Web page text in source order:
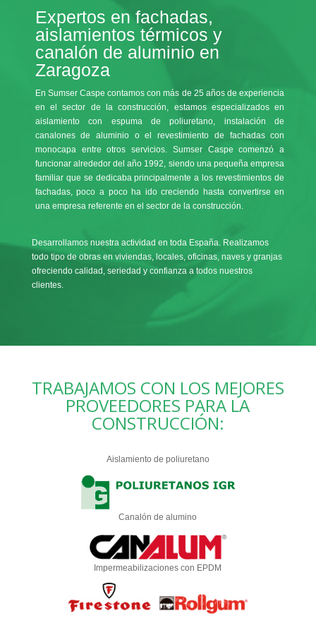
Expertos en fachadas,
aislamientos térmicos y
canalón de aluminio en
Zaragoza
En Sumser Caspe contamos con más de 25 años de experiencia
en el sector de la construcción, estamos especializados en
aislamiento con espuma de poliuretano, instalación de
canalones de aluminio o el revestimiento de fachadas con
monocapa entre otros servicios. Sumser Caspe comenzó a
funcionar alrededor del año 1992, siendo una pequeña empresa
familiar que se dedicaba principalmente a los revestimientos de
fachadas, poco a poco ha ido creciendo hasta convertirse en
una empresa referente en el sector de la construcción.
Desarrollamos nuestra actividad en toda España. Realizamos
todo tipo de obras en viviendas, locales, oficinas, naves y granjas
ofreciendo calidad, seriedad y confianza a todos nuestros
clientes.
TRABAJAMOS CON LOS MEJORES
PROVEEDORES PARA LA
CONSTRUCCIÓN:
Aislamiento de poliuretano
Canalón de alumino
Impermeabilizaciones con EPDM